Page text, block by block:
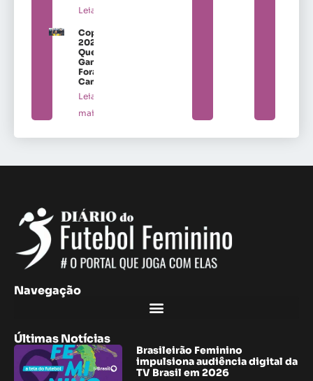
Leia mais »
Copa
2027:
Quem
Ganha
Fora de
Campo
Leia
mais »
Navegação
Últimas Notícias
Brasileirão Feminino
impulsiona audiência digital da
TV Brasil em 2026